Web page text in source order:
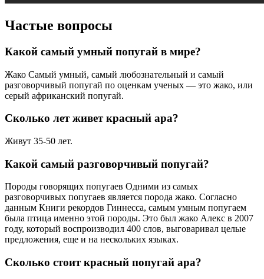
Частые вопросы
Какой самый умный попугай в мире?
Жако Самый умный, самый любознательный и самый
разговорчивый попугай по оценкам ученых — это жако, или
серый африканский попугай.
Сколько лет живет красный ара?
Живут 35-50 лет.
Какой самый разговорчивый попугай?
Породы говорящих попугаев Одними из самых
разговорчивых попугаев является порода жако. Согласно
данным Книги рекордов Гиннесса, самым умным попугаем
была птица именно этой породы. Это был жако Алекс в 2007
году, который воспроизводил 400 слов, выговаривал целые
предложения, еще и на нескольких языках.
Сколько стоит красный попугай ара?